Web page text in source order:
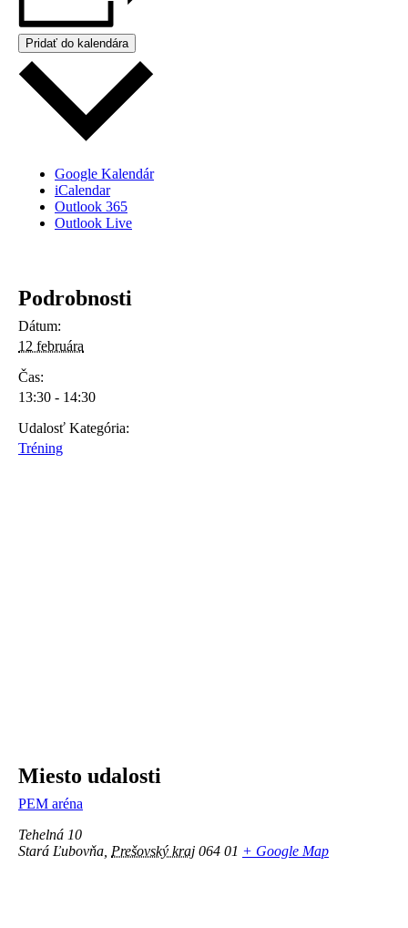
Pridať do kalendára
Google Kalendár
iCalendar
Outlook 365
Outlook Live
Podrobnosti
Dátum:
12 februára
Čas:
13:30 - 14:30
Udalosť Kategória:
Tréning
Miesto udalosti
PEM aréna
Tehelná 10
Stará Ľubovňa Prešovský kraj 064 01 + Google Map